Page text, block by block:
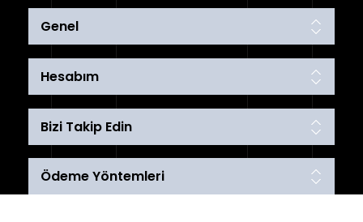
Genel
Hesabım
Bizi Takip Edin
Ödeme Yöntemleri